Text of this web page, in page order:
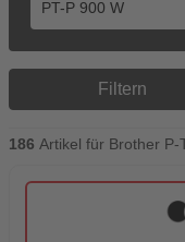
Filtern
Preisreihenfolge
186 Artikel für Brother P-